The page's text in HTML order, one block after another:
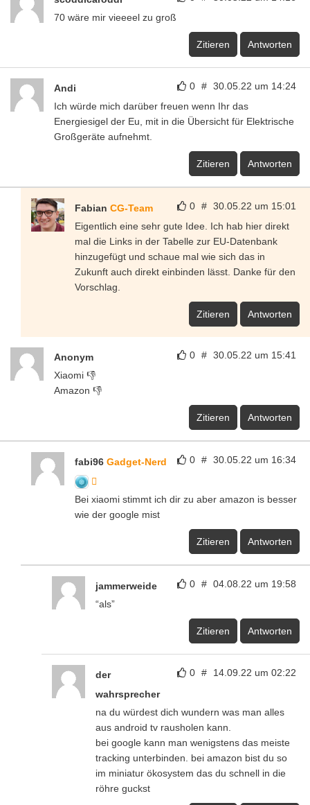
70 wäre mir vieeeel zu groß
Zitieren Antworten
0 # 30.05.22 um 14:24
Andi
Ich würde mich darüber freuen wenn Ihr das
Energiesigel der Eu, mit in die Übersicht für Elektrische
Großgeräte aufnehmt.
Zitieren Antworten
0 # 30.05.22 um 15:01
Fabian CG-Team
Eigentlich eine sehr gute Idee. Ich hab hier direkt
mal die Links in der Tabelle zur EU-Datenbank
hinzugefügt und schaue mal wie sich das in
Zukunft auch direkt einbinden lässt. Danke für den
Vorschlag.
Zitieren Antworten
0 # 30.05.22 um 15:41
Anonym
Xiaomi 👎
Amazon 👎
Zitieren Antworten
0 # 30.05.22 um 16:34
fabi96 Gadget-Nerd
Bei xiaomi stimmt ich dir zu aber amazon is besser
wie der google mist
Zitieren Antworten
0 # 04.08.22 um 19:58
jammerweide
“als”
Zitieren Antworten
0 # 14.09.22 um 02:22
der
wahrsprecher
na du würdest dich wundern was man alles
aus android tv rausholen kann.
bei google kann man wenigstens das meiste
tracking unterbinden. bei amazon bist du so
im miniatur ökosystem das du schnell in die
röhre guckst